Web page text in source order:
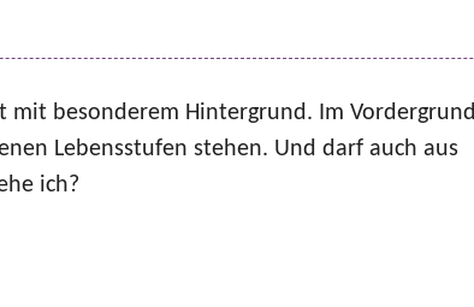
mit besonderem Hintergrund. Im Vordergrund
Lebensstufen stehen. Und darf auch aus
ich?